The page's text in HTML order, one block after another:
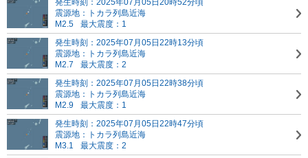
発生時刻：2025年07月05日20時52分頃
震源地：トカラ列島近海
M2.5
最大震度：1
発生時刻：2025年07月05日22時13分頃
震源地：トカラ列島近海
M2.7
最大震度：2
発生時刻：2025年07月05日22時38分頃
震源地：トカラ列島近海
M2.9
最大震度：1
発生時刻：2025年07月05日22時47分頃
震源地：トカラ列島近海
M3.1
最大震度：2